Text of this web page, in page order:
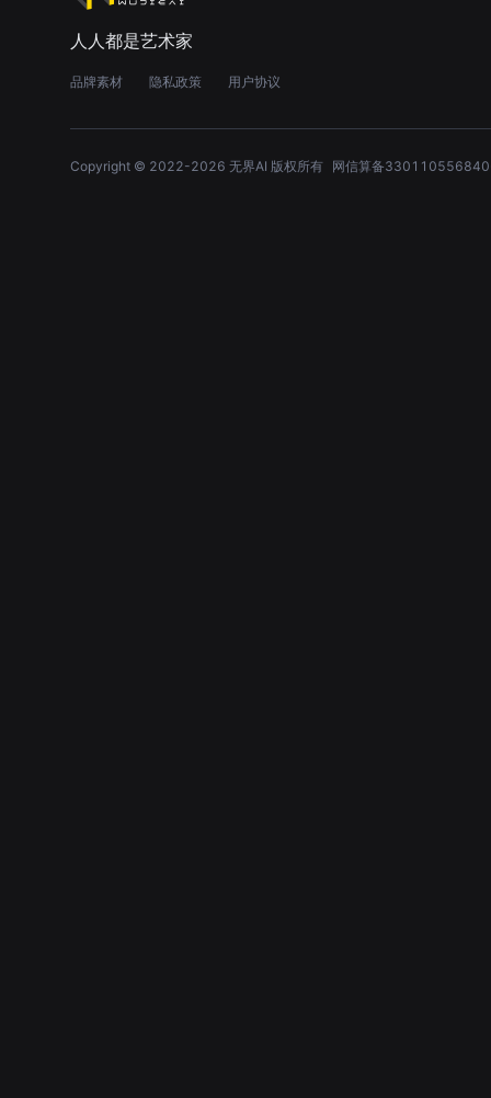
人人都是艺术家
品牌素材 隐私政策 用户协议
Copyright © 2022-2026 无界AI 版权所有 网信算备